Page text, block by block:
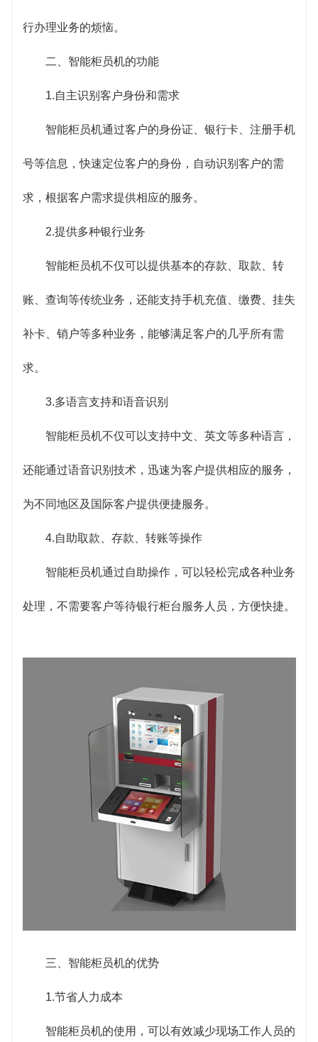
行办理业务的烦恼。
二、智能柜员机的功能
1.自主识别客户身份和需求
智能柜员机通过客户的身份证、银行卡、注册手机
号等信息，快速定位客户的身份，自动识别客户的需
求，根据客户需求提供相应的服务。
2.提供多种银行业务
智能柜员机不仅可以提供基本的存款、取款、转
账、查询等传统业务，还能支持手机充值、缴费、挂失
补卡、销户等多种业务，能够满足客户的几乎所有需
求。
3.多语言支持和语音识别
智能柜员机不仅可以支持中文、英文等多种语言，
还能通过语音识别技术，迅速为客户提供相应的服务，
为不同地区及国际客户提供便捷服务。
4.自助取款、存款、转账等操作
智能柜员机通过自助操作，可以轻松完成各种业务
处理，不需要客户等待银行柜台服务人员，方便快捷。
三、智能柜员机的优势
1.节省人力成本
智能柜员机的使用，可以有效减少现场工作人员的